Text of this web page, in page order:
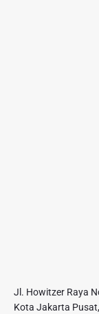
Jl. Howitzer Raya
Kota Jakarta